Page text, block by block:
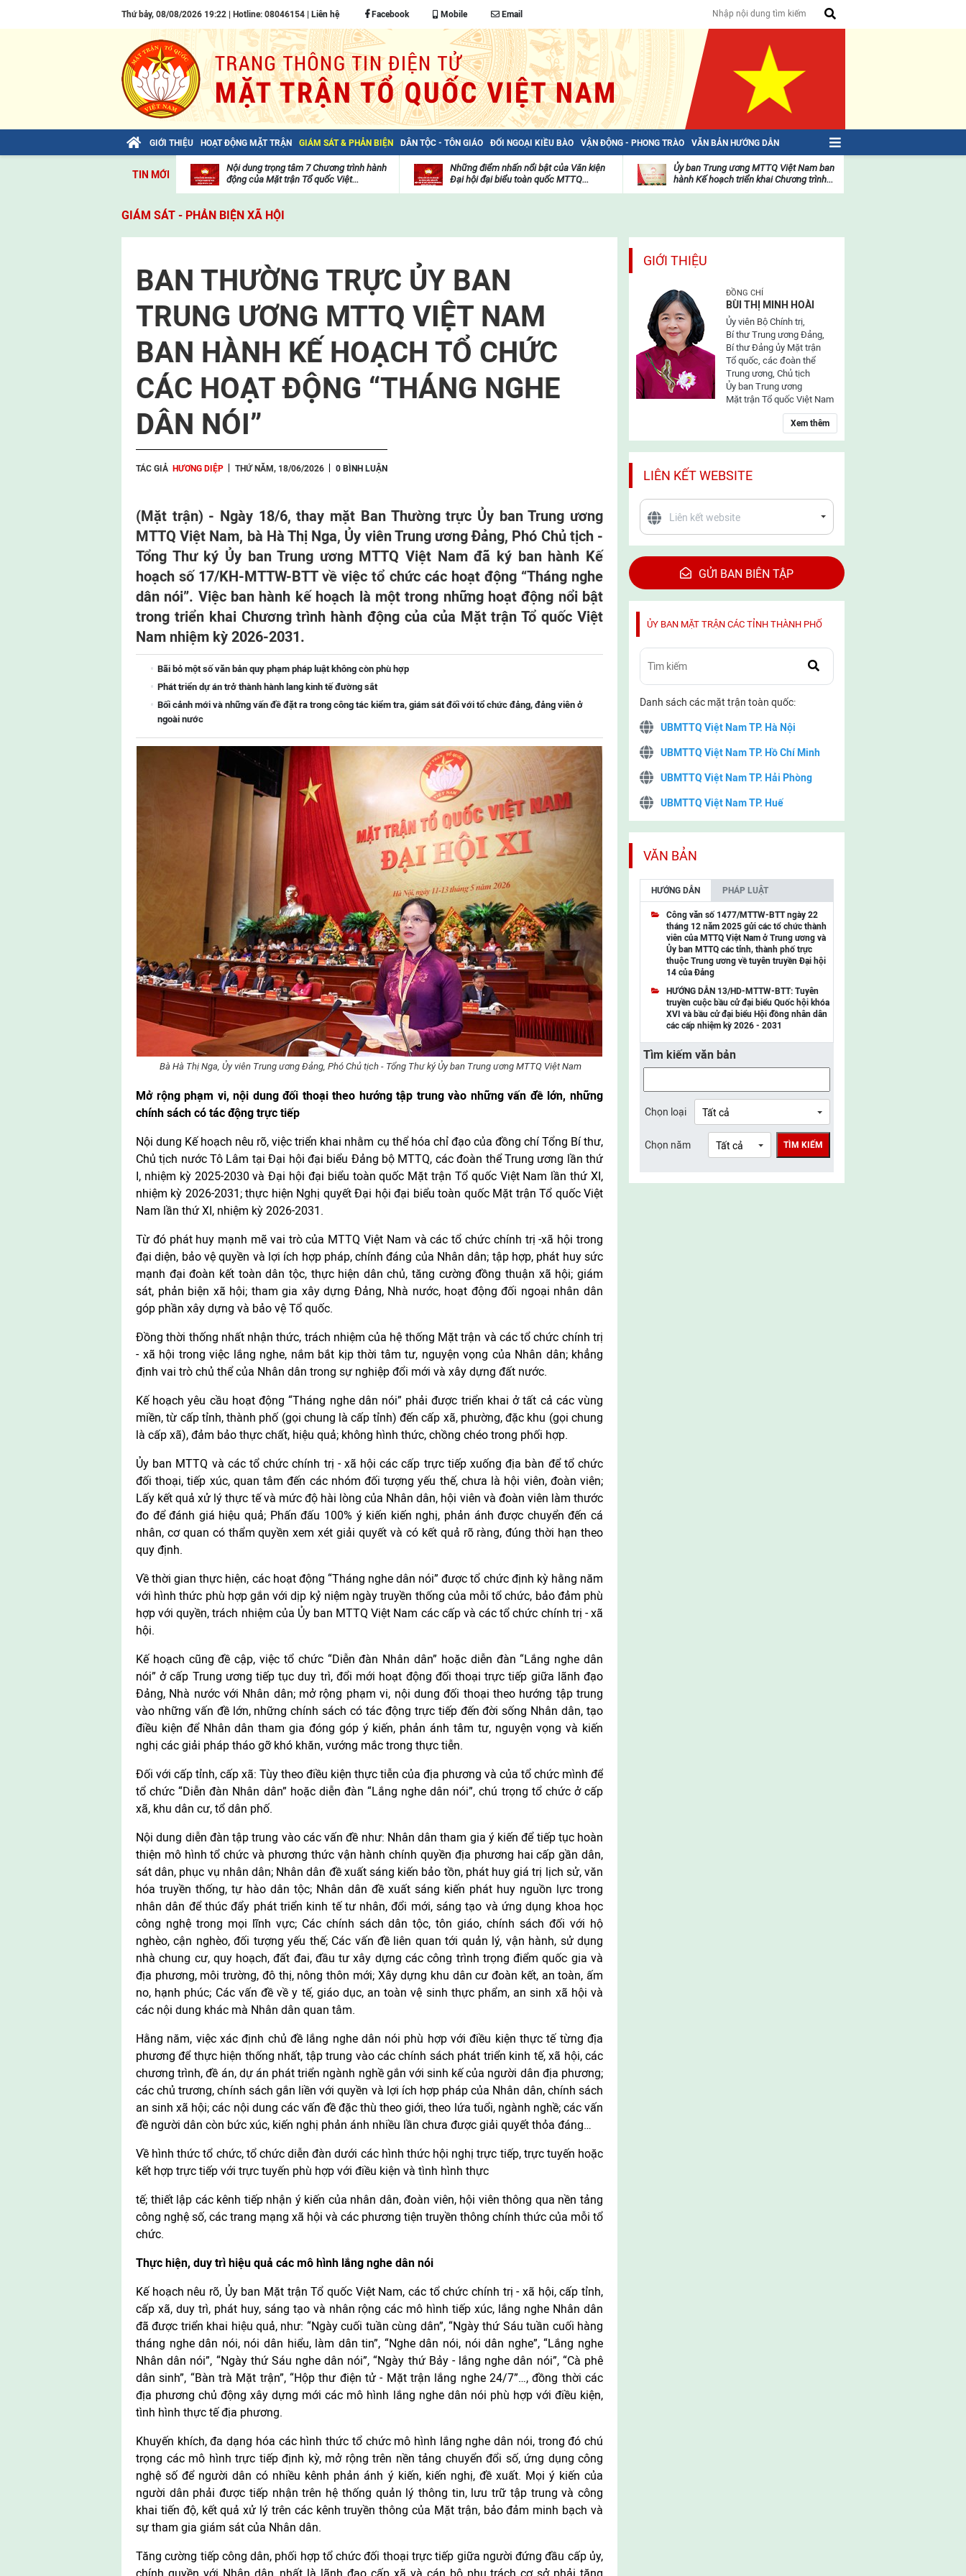
Thứ bảy, 08/08/2026 19:22 | Hotline: 08046154 | Liên hệ Facebook Mobile Email
GIỚI THIỆU HOẠT ĐỘNG MẶT TRẬN GIÁM SÁT & PHẢN BIỆN DÂN TỘC - TÔN GIÁO ĐỐI NGOẠI KIỀU BÀO VẬN ĐỘNG - PHONG TRÀO VĂN BẢN HƯỚNG DẪN
TIN MỚI
Bài viết của Tổng Bí thư Tô Lâm: TIẾN
viện
Nội dung trọng tâm 7 Chương trình hành
động của Mặt trận Tổ quốc Việt...
Những điểm nhấn nổi bật của Văn kiện
Đại hội đại biểu toàn quốc MTTQ...
mặt
trận
Ủy ban Trung ương MTTQ Việt Nam ban
hành Kế hoạch triển khai Chương trình...
GIÁM SÁT - PHẢN BIỆN XÃ HỘI
BAN THƯỜNG TRỰC ỦY BAN
TRUNG ƯƠNG MTTQ VIỆT NAM
BAN HÀNH KẾ HOẠCH TỔ CHỨC
CÁC HOẠT ĐỘNG “THÁNG NGHE
DÂN NÓI”
TÁC GIẢ HƯƠNG DIỆP THỨ NĂM, 18/06/2026 0 BÌNH LUẬN
(Mặt trận) - Ngày 18/6, thay mặt Ban Thường trực Ủy ban Trung ương
MTTQ Việt Nam, bà Hà Thị Nga, Ủy viên Trung ương Đảng, Phó Chủ tịch -
Tổng Thư ký Ủy ban Trung ương MTTQ Việt Nam đã ký ban hành Kế
hoạch số 17/KH-MTTW-BTT về việc tổ chức các hoạt động “Tháng nghe
dân nói”. Việc ban hành kế hoạch là một trong những hoạt động nổi bật
trong triển khai Chương trình hành động của của Mặt trận Tổ quốc Việt
Nam nhiệm kỳ 2026-2031.
Bãi bỏ một số văn bản quy phạm pháp luật không còn phù hợp
Phát triển dự án trở thành hành lang kinh tế đường sắt
Bối cảnh mới và những vấn đề đặt ra trong công tác kiểm tra, giám sát đối với tổ chức đảng, đảng viên ở
ngoài nước
Bà Hà Thị Nga, Ủy viên Trung ương Đảng, Phó Chủ tịch - Tổng Thư ký Ủy ban Trung ương MTTQ Việt Nam
Mở rộng phạm vi, nội dung đối thoại theo hướng tập trung vào những vấn đề lớn, những
chính sách có tác động trực tiếp
Nội dung Kế hoạch nêu rõ, việc triển khai nhằm cụ thể hóa chỉ đạo của đồng chí Tổng Bí thư,
Chủ tịch nước Tô Lâm tại Đại hội đại biểu Đảng bộ MTTQ, các đoàn thể Trung ương lần thứ
I, nhiệm kỳ 2025-2030 và Đại hội đại biểu toàn quốc Mặt trận Tổ quốc Việt Nam lần thứ XI,
nhiệm kỳ 2026-2031; thực hiện Nghị quyết Đại hội đại biểu toàn quốc Mặt trận Tổ quốc Việt
Nam lần thứ XI, nhiệm kỳ 2026-2031.
Từ đó phát huy mạnh mẽ vai trò của MTTQ Việt Nam và các tổ chức chính trị -xã hội trong
đại diện, bảo vệ quyền và lợi ích hợp pháp, chính đáng của Nhân dân; tập hợp, phát huy sức
mạnh đại đoàn kết toàn dân tộc, thực hiện dân chủ, tăng cường đồng thuận xã hội; giám
sát, phản biện xã hội; tham gia xây dựng Đảng, Nhà nước, hoạt động đối ngoại nhân dân
góp phần xây dựng và bảo vệ Tổ quốc.
Đồng thời thống nhất nhận thức, trách nhiệm của hệ thống Mặt trận và các tổ chức chính trị
- xã hội trong việc lắng nghe, nắm bắt kịp thời tâm tư, nguyện vọng của Nhân dân; khẳng
định vai trò chủ thể của Nhân dân trong sự nghiệp đổi mới và xây dựng đất nước.
Kế hoạch yêu cầu hoạt động “Tháng nghe dân nói” phải được triển khai ở tất cả các vùng
miền, từ cấp tỉnh, thành phố (gọi chung là cấp tỉnh) đến cấp xã, phường, đặc khu (gọi chung
là cấp xã), đảm bảo thực chất, hiệu quả; không hình thức, chồng chéo trong phối hợp.
Ủy ban MTTQ và các tổ chức chính trị - xã hội các cấp trực tiếp xuống địa bàn để tổ chức
đối thoại, tiếp xúc, quan tâm đến các nhóm đối tượng yếu thế, chưa là hội viên, đoàn viên;
Lấy kết quả xử lý thực tế và mức độ hài lòng của Nhân dân, hội viên và đoàn viên làm thước
đo để đánh giá hiệu quả; Phấn đấu 100% ý kiến kiến nghị, phản ánh được chuyển đến cá
nhân, cơ quan có thẩm quyền xem xét giải quyết và có kết quả rõ ràng, đúng thời hạn theo
quy định.
Về thời gian thực hiện, các hoạt động “Tháng nghe dân nói” được tổ chức định kỳ hằng năm
với hình thức phù hợp gắn với dịp kỷ niệm ngày truyền thống của mỗi tổ chức, bảo đảm phù
hợp với quyền, trách nhiệm của Ủy ban MTTQ Việt Nam các cấp và các tổ chức chính trị - xã
hội.
Kế hoạch cũng đề cập, việc tổ chức “Diễn đàn Nhân dân” hoặc diễn đàn “Lắng nghe dân
nói” ở cấp Trung ương tiếp tục duy trì, đổi mới hoạt động đối thoại trực tiếp giữa lãnh đạo
Đảng, Nhà nước với Nhân dân; mở rộng phạm vi, nội dung đối thoại theo hướng tập trung
vào những vấn đề lớn, những chính sách có tác động trực tiếp đến đời sống Nhân dân, tạo
điều kiện để Nhân dân tham gia đóng góp ý kiến, phản ánh tâm tư, nguyện vọng và kiến
nghị các giải pháp tháo gỡ khó khăn, vướng mắc trong thực tiễn.
Đối với cấp tỉnh, cấp xã: Tùy theo điều kiện thực tiễn của địa phương và của tổ chức mình để
tổ chức “Diễn đàn Nhân dân” hoặc diễn đàn “Lắng nghe dân nói”, chú trọng tổ chức ở cấp
xã, khu dân cư, tổ dân phố.
Nội dung diễn đàn tập trung vào các vấn đề như: Nhân dân tham gia ý kiến để tiếp tục hoàn
thiện mô hình tổ chức và phương thức vận hành chính quyền địa phương hai cấp gần dân,
sát dân, phục vụ nhân dân; Nhân dân đề xuất sáng kiến bảo tồn, phát huy giá trị lịch sử, văn
hóa truyền thống, tự hào dân tộc; Nhân dân đề xuất sáng kiến phát huy nguồn lực trong
nhân dân để thúc đẩy phát triển kinh tế tư nhân, đổi mới, sáng tạo và ứng dụng khoa học
công nghệ trong mọi lĩnh vực; Các chính sách dân tộc, tôn giáo, chính sách đối với hộ
nghèo, cận nghèo, đối tượng yếu thế; Các vấn đề liên quan tới quản lý, vận hành, sử dụng
nhà chung cư, quy hoạch, đất đai, đầu tư xây dựng các công trình trọng điểm quốc gia và
địa phương, môi trường, đô thị, nông thôn mới; Xây dựng khu dân cư đoàn kết, an toàn, ấm
no, hạnh phúc; Các vấn đề về y tế, giáo dục, an toàn vệ sinh thực phẩm, an sinh xã hội và
các nội dung khác mà Nhân dân quan tâm.
Hằng năm, việc xác định chủ đề lắng nghe dân nói phù hợp với điều kiện thực tế từng địa
phương để thực hiện thống nhất, tập trung vào các chính sách phát triển kinh tế, xã hội, các
chương trình, đề án, dự án phát triển ngành nghề gắn với sinh kế của người dân địa phương;
các chủ trương, chính sách gắn liền với quyền và lợi ích hợp pháp của Nhân dân, chính sách
an sinh xã hội; các nội dung các vấn đề đặc thù theo giới, theo lứa tuổi, ngành nghề; các vấn
đề người dân còn bức xúc, kiến nghị phản ánh nhiều lần chưa được giải quyết thỏa đáng…
Về hình thức tổ chức, tổ chức diễn đàn dưới các hình thức hội nghị trực tiếp, trực tuyến hoặc
kết hợp trực tiếp với trực tuyến phù hợp với điều kiện và tình hình thực
tế; thiết lập các kênh tiếp nhận ý kiến của nhân dân, đoàn viên, hội viên thông qua nền tảng
công nghệ số, các trang mạng xã hội và các phương tiện truyền thông chính thức của mỗi tổ
chức.
Thực hiện, duy trì hiệu quả các mô hình lắng nghe dân nói
Kế hoạch nêu rõ, Ủy ban Mặt trận Tổ quốc Việt Nam, các tổ chức chính trị - xã hội, cấp tỉnh,
cấp xã, duy trì, phát huy, sáng tạo và nhân rộng các mô hình tiếp xúc, lắng nghe Nhân dân
đã được triển khai hiệu quả, như: “Ngày cuối tuần cùng dân”, “Ngày thứ Sáu tuần cuối hàng
tháng nghe dân nói, nói dân hiểu, làm dân tin”, “Nghe dân nói, nói dân nghe”, “Lắng nghe
Nhân dân nói”, “Ngày thứ Sáu nghe dân nói”, “Ngày thứ Bảy - lắng nghe dân nói”, “Cà phê
dân sinh”, “Bàn trà Mặt trận”, “Hộp thư điện tử - Mặt trận lắng nghe 24/7”…, đồng thời các
địa phương chủ động xây dựng mới các mô hình lắng nghe dân nói phù hợp với điều kiện,
tình hình thực tế địa phương.
Khuyến khích, đa dạng hóa các hình thức tổ chức mô hình lắng nghe dân nói, trong đó chú
trọng các mô hình trực tiếp định kỳ, mở rộng trên nền tảng chuyển đổi số, ứng dụng công
nghệ số để người dân có nhiều kênh phản ánh ý kiến, kiến nghị, đề xuất. Mọi ý kiến của
người dân phải được tiếp nhận trên hệ thống quản lý thông tin, lưu trữ tập trung và công
khai tiến độ, kết quả xử lý trên các kênh truyền thông của Mặt trận, bảo đảm minh bạch và
sự tham gia giám sát của Nhân dân.
Tăng cường tiếp công dân, phối hợp tổ chức đối thoại trực tiếp giữa người đứng đầu cấp ủy,
GIỚI THIỆU
ĐỒNG CHÍ
BÙI THỊ MINH HOÀI
Ủy viên Bộ Chính trị,
Bí thư Trung ương Đảng,
Bí thư Đảng ủy Mặt trận
Tổ quốc, các đoàn thể
Trung ương, Chủ tịch
Ủy ban Trung ương
Mặt trận Tổ quốc Việt Nam
Xem thêm
LIÊN KẾT WEBSITE
GỬI BAN BIÊN TẬP
ỦY BAN MẶT TRẬN CÁC TỈNH THÀNH PHỐ
Danh sách các mặt trận toàn quốc:
UBMTTQ Việt Nam TP. Hà Nội
UBMTTQ Việt Nam TP. Hồ Chí Minh
UBMTTQ Việt Nam TP. Hải Phòng
UBMTTQ Việt Nam TP. Huế
UBMTTQ Việt Nam TP. Cần Thơ
UBMTTQ Việt Nam tỉnh Quảng Ninh
UBMTTQ Việt Nam tỉnh Cao Bằng
UBMTTQ Việt Nam tỉnh Lạng Sơn
UBMTTQ Việt Nam tỉnh Lai Châu
UBMTTQ Việt Nam tỉnh Điện Biên
UBMTTQ Việt Nam tỉnh Sơn La
UBMTTQ Việt Nam tỉnh Thanh Hóa
UBMTTQ Việt Nam tỉnh Nghệ An
UBMTTQ Việt Nam tỉnh Lào Cai
UBMTTQ Việt Nam tỉnh Thái Nguyên
VĂN BẢN
HƯỚNG DẪN PHÁP LUẬT
Công văn số 1477/MTTW-BTT ngày 22
tháng 12 năm 2025 gửi các tổ chức thành
viên của MTTQ Việt Nam ở Trung ương và
Ủy ban MTTQ các tỉnh, thành phố trực
thuộc Trung ương về tuyên truyền Đại hội
14 của Đảng
HƯỚNG DẪN 13/HD-MTTW-BTT: Tuyên
truyền cuộc bầu cử đại biểu Quốc hội khóa
XVI và bầu cử đại biểu Hội đồng nhân dân
các cấp nhiệm kỳ 2026 - 2031
Tìm kiếm văn bản
Chọn loại
Chọn năm TÌM KIẾM